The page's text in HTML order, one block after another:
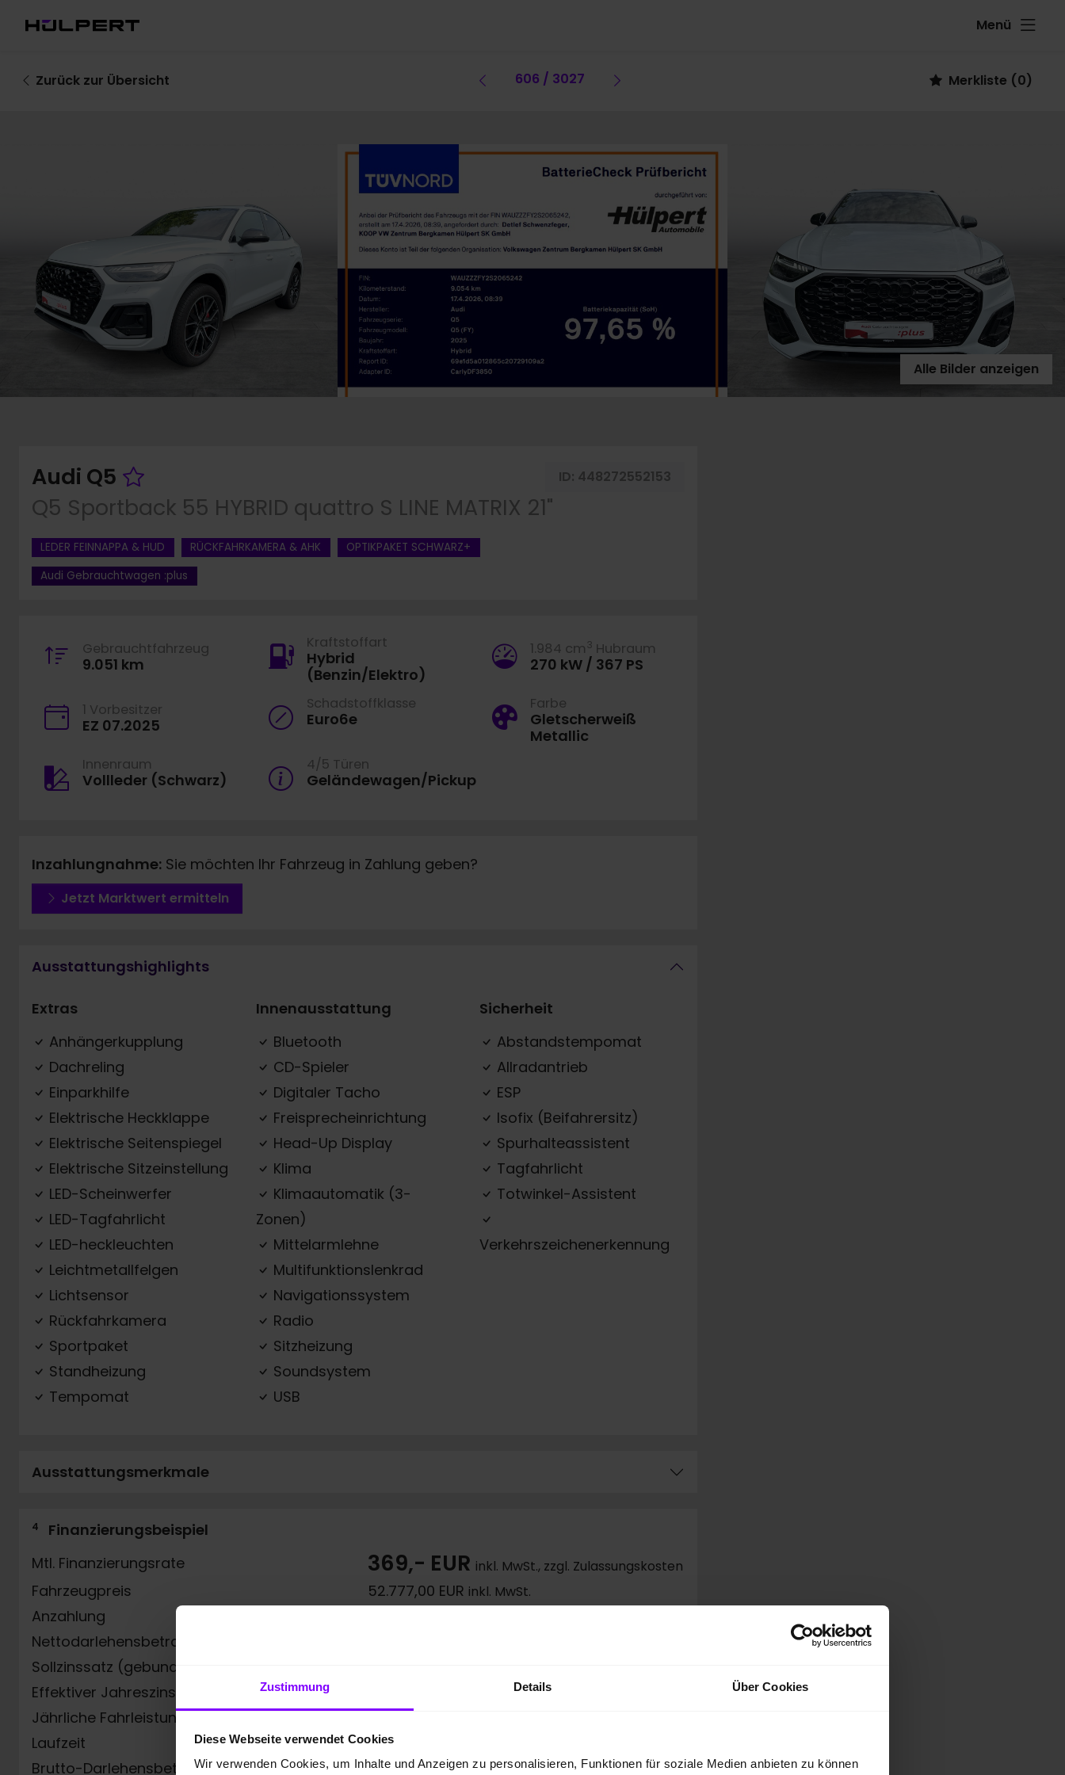
Zustimmung Details Über Cookies
Diese Webseite verwendet Cookies
Wir verwenden Cookies, um Inhalte und Anzeigen zu personalisieren, Funktionen für soziale Medien anbieten zu können
Menü
Zurück zur Übersicht Vorheriges Fahrzeug
606 / 3027 Merkliste (0)
Alle Bilder anzeigen
Audi Q5 Fahrzeug merken ID: 448272552153
Q5 Sportback 55 HYBRID quattro S LINE MATRIX 21"
LEDER FEINNAPPA & HUD RÜCKFAHRKAMERA & AHK
OPTIKPAKET SCHWARZ+
Audi Gebrauchtwagen :plus
Gebrauchtfahrzeug
9.051 km
Kraftstoffart
Hybrid
(Benzin/Elektro)
1.984 cm 3 Hubraum
270 kW / 367 PS
1 Vorbesitzer
EZ 07.2025
Schadstoffklasse
Euro6e
Farbe
Gletscherweiß
Metallic
Innenraum
Vollleder (Schwarz)
4/5 Türen
Geländewagen/Pickup
Inzahlungnahme: Sie möchten Ihr Fahrzeug in Zahlung geben?
Jetzt Marktwert ermitteln
Ausstattungshighlights
Extras
Anhängerkupplung
Dachreling
Einparkhilfe
Elektrische Heckklappe
Elektrische Seitenspiegel
Elektrische Sitzeinstellung
LED-Scheinwerfer
LED-Tagfahrlicht
LED-heckleuchten
Leichtmetallfelgen
Lichtsensor
Rückfahrkamera
Sportpaket
Standheizung
Tempomat
Innenausstattung
Bluetooth
CD-Spieler
Digitaler Tacho
Freisprecheinrichtung
Head-Up Display
Klima
Klimaautomatik (3-
Zonen)
Mittelarmlehne
Multifunktionslenkrad
Navigationssystem
Radio
Sitzheizung
Soundsystem
USB
Sicherheit
Abstandstempomat
Allradantrieb
ESP
Isofix (Beifahrersitz)
Spurhalteassistent
Tagfahrlicht
Totwinkel-Assistent
Verkehrszeichenerkennung
Ausstattungsmerkmale
4
Finanzierungsbeispiel
Mtl. Finanzierungsrate
369,- EUR inkl. MwSt., zzgl. Zulassungskosten
Fahrzeugpreis 52.777,00 EUR inkl. MwSt.
Anzahlung
Nettodarlehensbetrag
Sollzinssatz (gebunden) p.a.
Effektiver Jahreszins
Jährliche Fahrleistung
Laufzeit
36 Monate
Brutto-Darlehensbetrag
54.159,69 EUR